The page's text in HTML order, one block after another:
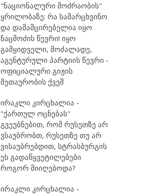
"ნაციონალური მოძრაობის"
ყრილობაზე: რა სამარცხვინო
და დამამცირებელია იყო
ნაცმოძის წევრი! იყო
გამყიდველი, მოძალადე,
აგენტურული პარტიის წევრი -
ოფიციალური გიჟის
მეთაურობის ქვეშ
ირაკლი კირცხალია -
"ქართულ ოცნებას"
გვეუბნებით, რომ რუსეთზე არ
ვსაუბრობთ, რუსეთზე თუ არ
ვისაუბრებდით, სტრასბურგის
ეს გადაწყვეტილებები
როგორ მიიღებოდა?
ირაკლი კირცხალია -